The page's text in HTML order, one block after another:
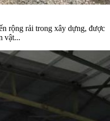
rộng rải trong xây dựng, được
vật...